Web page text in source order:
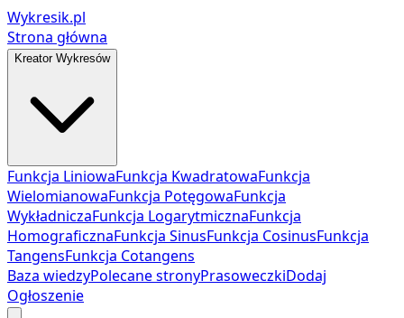
Wykresik.pl
Strona główna
Kreator Wykresów
Funkcja LiniowaFunkcja KwadratowaFunkcja
WielomianowaFunkcja PotęgowaFunkcja
WykładniczaFunkcja LogarytmicznaFunkcja
HomograficznaFunkcja SinusFunkcja CosinusFunkcja
TangensFunkcja Cotangens
Baza wiedzyPolecane stronyPrasoweczkiDodaj
Ogłoszenie